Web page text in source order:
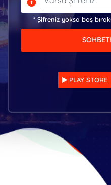
* Şifreniz yoksa boş
PLAY STORE